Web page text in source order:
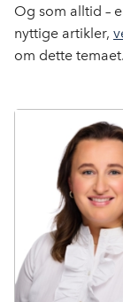
Og som alltid –
nyttige artikler,
om dette temaet.